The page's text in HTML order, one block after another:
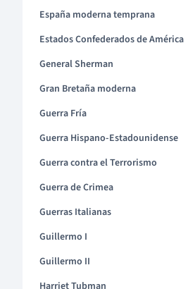
España moderna temprana
Estados Confederados de América
General Sherman
Gran Bretaña moderna
Guerra Fría
Guerra Hispano-Estadounidense
Guerra contra el Terrorismo
Guerra de Crimea
Guerras Italianas
Guillermo I
Guillermo II
Harriet Tubman